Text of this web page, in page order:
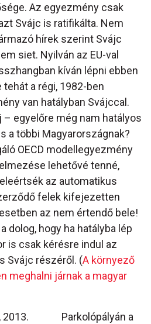
Az egyezmény csak
Svájc is ratifikálta. Nem
hírek szerint Svájc
siet. Nyilván az EU-val
kíván lépni ebben
a régi, 1982-ben
van hatályban Svájccal.
egyelőre még nam hatályos
a többi Magyarországnak?
OECD modellegyezmény
lehetővé tenné,
az automatikus
felek kifejezetten
az nem értendő bele!
dolog, hogy ha hatályba lép
is csak kérésre indul az
Svájc részéről. (A környező
meghalni járnak a magyar
Parkolópályán a